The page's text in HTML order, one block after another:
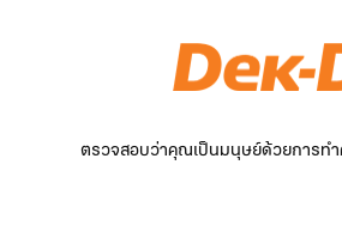
ตรวจสอบว่าคุณเป็นมนุษย์ด้วยการทำ